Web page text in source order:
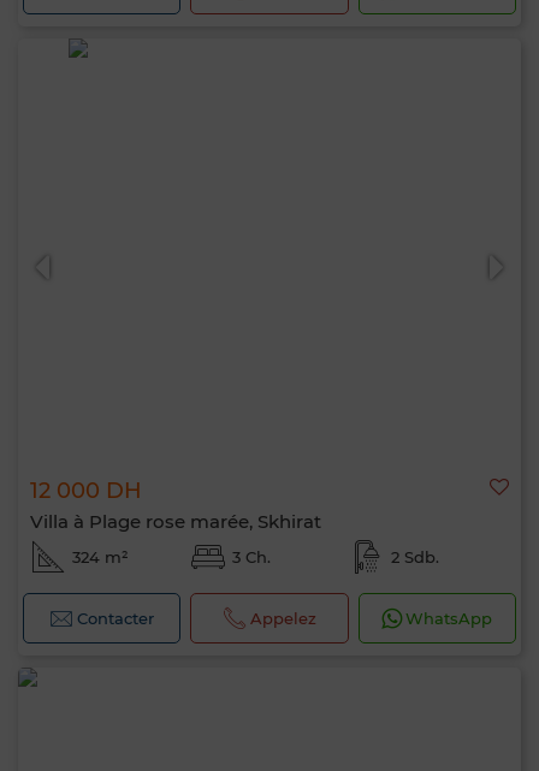
12 000 DH
Villa à Plage rose marée, Skhirat
324 m² 3 Ch. 2 Sdb.
Contacter Appelez WhatsApp